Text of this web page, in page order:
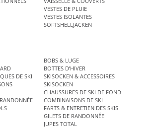
VESTES DE PLUIE
VESTES ISOLANTES
SOFTSHELLJACKEN
BOBS & LUGE
BOTTES D’HIVER
DE SKI
SKISOCKEN & ACCESSOIRES
SKISOCKEN
CHAUSSURES DE SKI DE FOND
COMBINAISONS DE SKI
FARTS & ENTRETIEN DES SKIS
GILETS DE RANDONNÉE
JUPES TOTAL